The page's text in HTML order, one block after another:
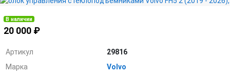
В наличии
20 000 ₽
Артикул
29816
Марка
Volvo